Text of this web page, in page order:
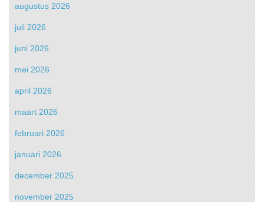
augustus 2026
juli 2026
juni 2026
mei 2026
april 2026
maart 2026
februari 2026
januari 2026
december 2025
november 2025